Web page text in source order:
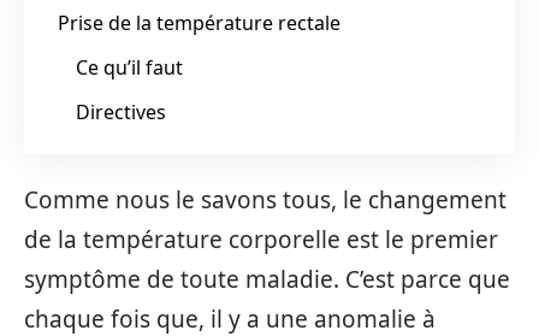
Prise de la température rectale
Ce qu’il faut
Directives
Comme nous le savons tous, le changement
de la température corporelle est le premier
symptôme de toute maladie. C’est parce que
chaque fois que, il y a une anomalie à